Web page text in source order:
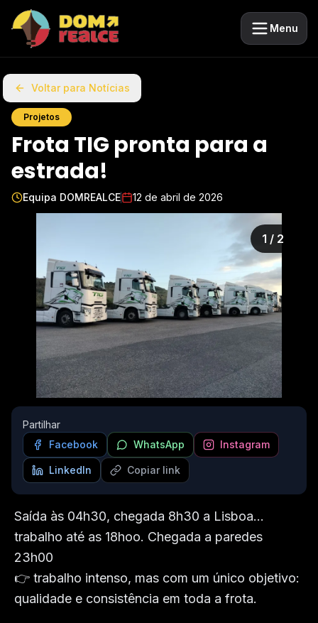
Menu
Voltar para Notícias
Projetos
Frota TIG pronta para a
estrada!
Equipa DOMREALCE 12 de abril de 2026
1 / 2
Partilhar
Facebook
WhatsApp Instagram
LinkedIn Copiar link
Saída às 04h30, chegada 8h30 a Lisboa…
trabalho até as 18hoo. Chegada a paredes
23h00
👉 trabalho intenso, mas com um único objetivo:
qualidade e consistência em toda a frota.